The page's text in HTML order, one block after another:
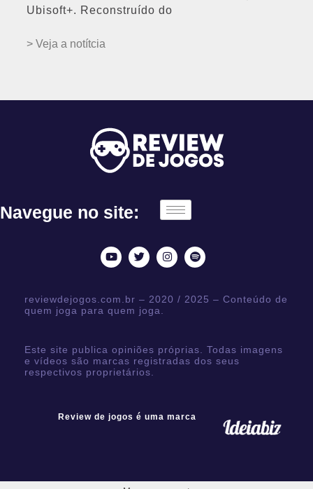
Ubisoft+. Reconstruído do
> Veja a notítcia
Navegue no site:
reviewdejogos.com.br – 2020 / 2025 – Conteúdo de
quem joga para quem joga.
Este site publica opiniões próprias. Todas imagens
e vídeos são marcas registradas dos seus
respectivos proprietários.
Review de jogos é uma marca